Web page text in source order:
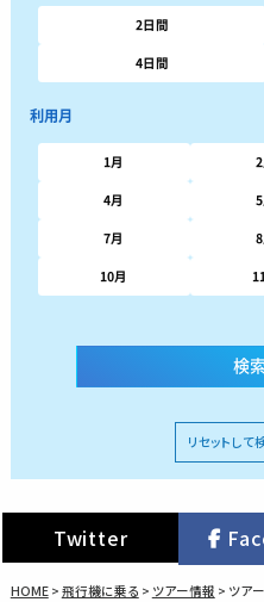
2日間
4日間
利用月
1月 2
4月 5
7月 8
10月
リセットし
Twitter
HOME> 飛行機に乗る > ツアー情報 > ツア